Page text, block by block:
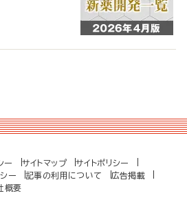
ー サイトマップ
サイトポリシー
ー 記事の利用について
広告掲載
概要